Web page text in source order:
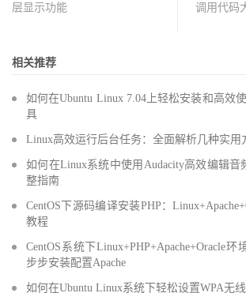
层显示功能
调用代码
相关推荐
如何在Ubuntu Linux 7.04上轻松安装和高效
具
Linux高效运行后台任务：全面解析几种实用
如何在Linux系统中使用Audacity高效编辑音
整指南
CentOS下源码编译安装PHP：
教程
CentOS系统下Linux+PHP+Apache+Oracle
步步安装配置Apache
如何在Ubuntu Linux系统下轻松设置WPA无